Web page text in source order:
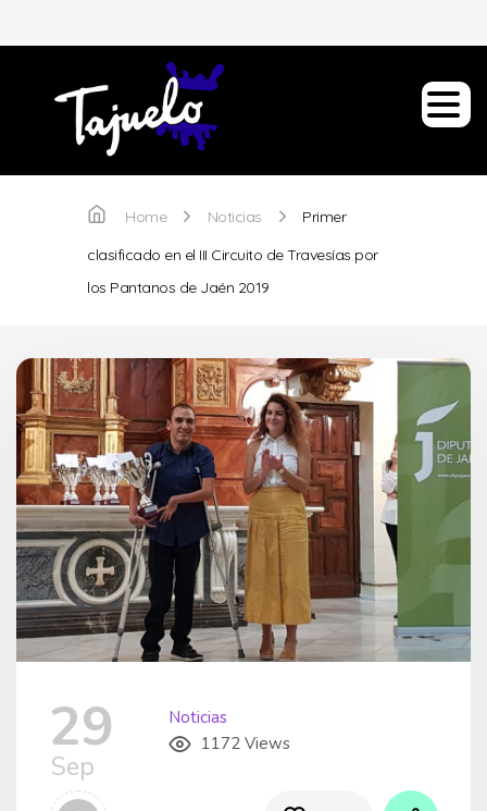
Home Noticias
Primer
clasificado en el III Circuito de Travesías por
los Pantanos de Jaén 2019
29
Sep
Noticias
1172 Views